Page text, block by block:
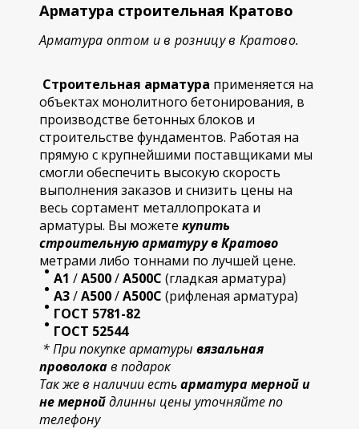
Арматура строительная Кратово
Арматура оптом и в розницу в Кратово.
Строительная арматура применяется на
объектах монолитного бетонирования, в
производстве бетонных блоков и
строительстве фундаментов. Работая на
прямую с крупнейшими поставщиками мы
смогли обеспечить высокую скорость
выполнения заказов и снизить цены на
весь сортамент металлопроката и
арматуры. Вы можете купить
строительнуюарматуру в Кратово
метрами либо тоннами по лучшей цене.
А1 /А500/А500С (гладкая арматура)
А3/А500/А500С (рифленая арматура)
ГОСТ 5781-82
ГОСТ 52544
* При покупке арматуры вязальная
проволокав подарок
Так же в наличии естьарматура мерной и
не мернойдлинны цены уточняйте по
телефону